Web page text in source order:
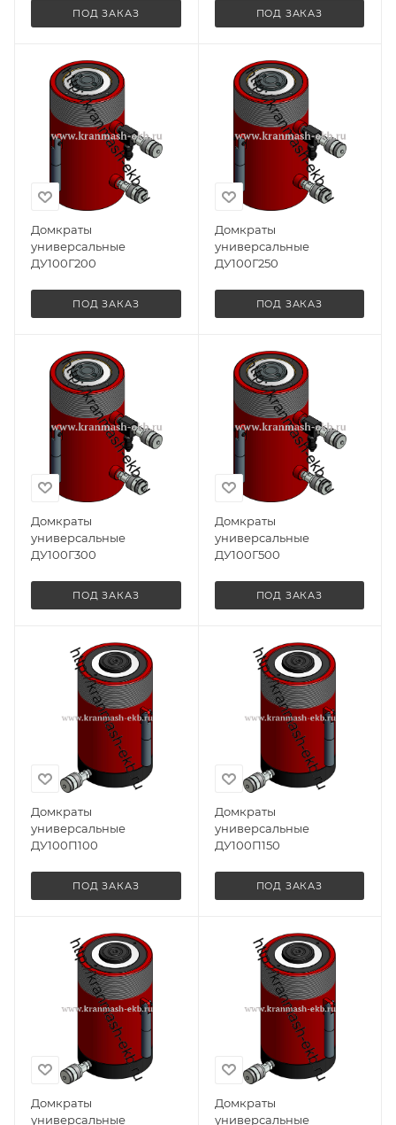
ПОД ЗАКАЗ ПОД ЗАКАЗ
Домкраты
универсальные
ДУ100Г200
ПОД ЗАКАЗ
Домкраты
универсальные
ДУ100Г250
ПОД ЗАКАЗ
Домкраты
универсальные
ДУ100Г300
ПОД ЗАКАЗ
Домкраты
универсальные
ДУ100Г500
ПОД ЗАКАЗ
Домкраты
универсальные
ДУ100П100
ПОД ЗАКАЗ
Домкраты
универсальные
ДУ100П150
ПОД ЗАКАЗ
Домкраты
универсальные
Домкраты
универсальные